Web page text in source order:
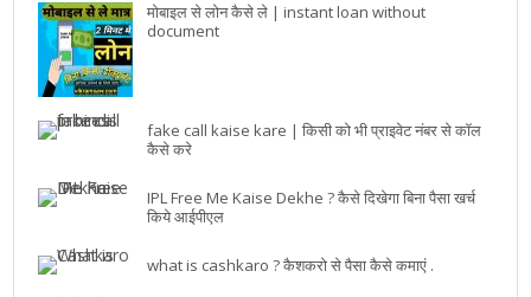
मोबाइल से लोन कैसे ले | instant loan without
document
fake call kaise kare | किसी को भी प्राइवेट नंबर से कॉल
कैसे करे
IPL Free Me Kaise Dekhe ? कैसे दिखेगा बिना पैसा खर्च
किये आईपीएल
what is cashkaro ? कैशकरो से पैसा कैसे कमाएं .